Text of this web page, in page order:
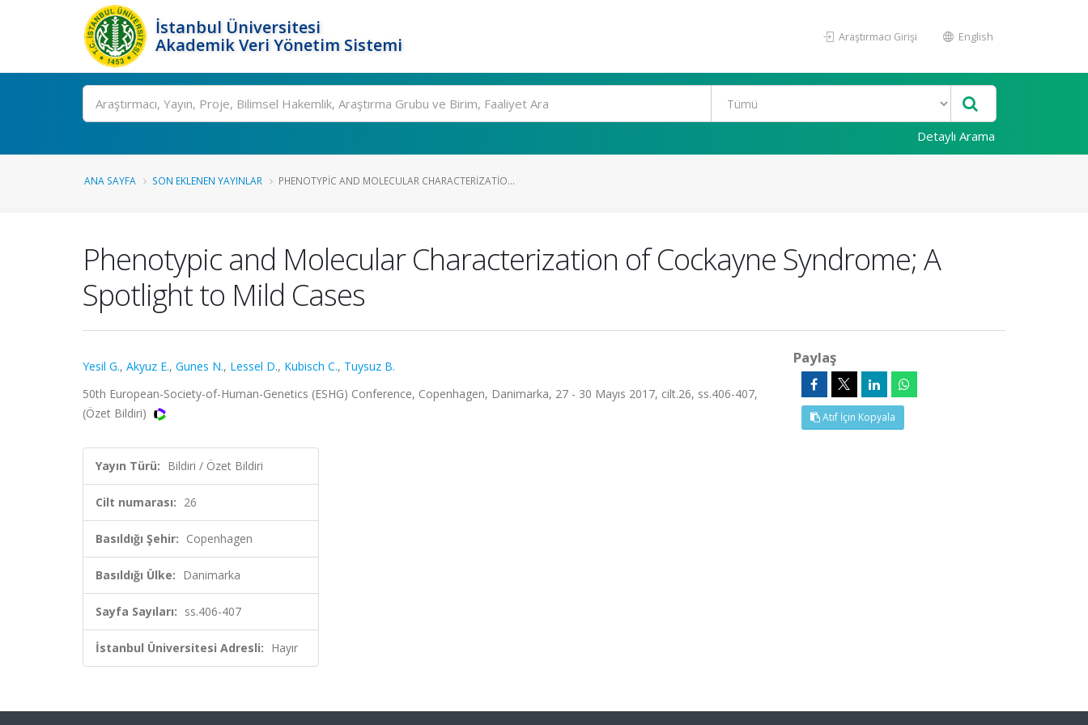
İstanbul Üniversitesi
Akademik Veri Yönetim Sistemi
Araştırmacı Girişi English
Ara
Detaylı Arama
ANA SAYFA SON EKLENEN YAYINLAR PHENOTYPIC AND MOLECULAR CHARACTERIZATIO...
Phenotypic and Molecular Characterization of Cockayne Syndrome; A
Spotlight to Mild Cases
Yesil G., Akyuz E., Gunes N., Lessel D., Kubisch C., Tuysuz B.
50th European-Society-of-Human-Genetics (ESHG) Conference, Copenhagen, Danimarka, 27 - 30 Mayıs 2017, cilt.26, ss.406-407,
(Özet Bildiri)
Yayın Türü: Bildiri / Özet Bildiri
Cilt numarası: 26
Basıldığı Şehir: Copenhagen
Basıldığı Ülke: Danimarka
Sayfa Sayıları: ss.406-407
İstanbul Üniversitesi Adresli: Hayır
Paylaş
Atıf İçin Kopyala